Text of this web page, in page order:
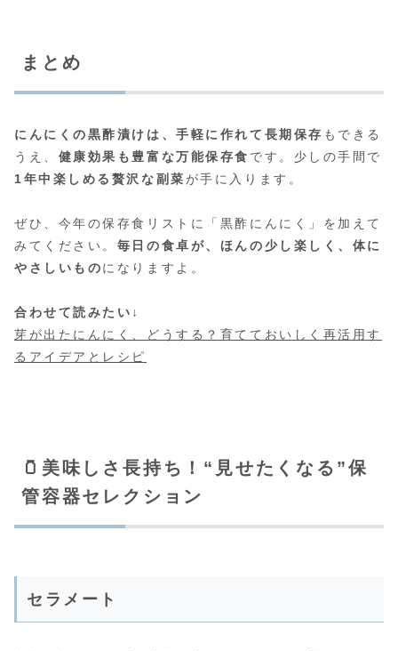
まとめ
にんにくの黒酢漬けは、手軽に作れて長期保存 もできる
うえ、 健康効果も豊富な万能保存食 です。少しの手間で
1年中楽しめる贅沢な副菜 が手に入ります。
ぜひ、今年の保存食リストに「黒酢にんにく」を加えて
みてください。 毎日の食卓が、ほんの少し楽しく、体に
やさしいものになりますよ。
合わせて読みたい↓
芽が出たにんにく、どうする？育てておいしく再活用す
るアイデアとレシピ
🫙美味しさ長持ち！“見せたくなる”保
管容器セレクション
セラメート